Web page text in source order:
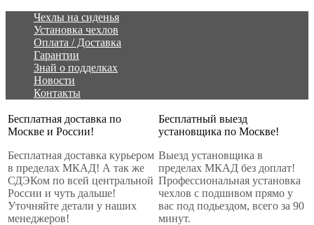
Чехлы на сиденья
Установка чехлов
Оплата / Доставка
Гарантии
Знай о подделках
Новости
Контакты
Бесплатная доставка по
Москве и России!
Бесплатная доставка курьером
в пределах МКАД! А так же
СДЭКом по всей центральной
России и чуть дальше!
Уточняйте детали у наших
менеджеров!
Бесплатный выезд
установщика по Москве!
Выезд установщика в
пределах МКАД без доплат!
Профессиональная установка
чехлов с подшивом прямо у
вас под подьездом, всего за 90
минут.